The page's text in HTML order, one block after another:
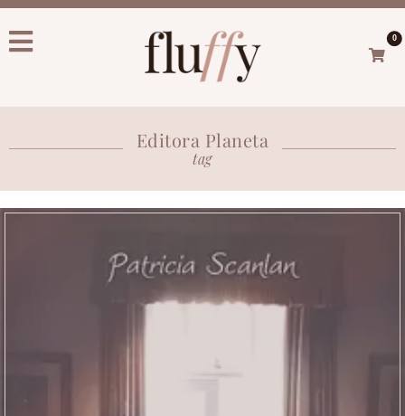
0
Editora Planeta
tag